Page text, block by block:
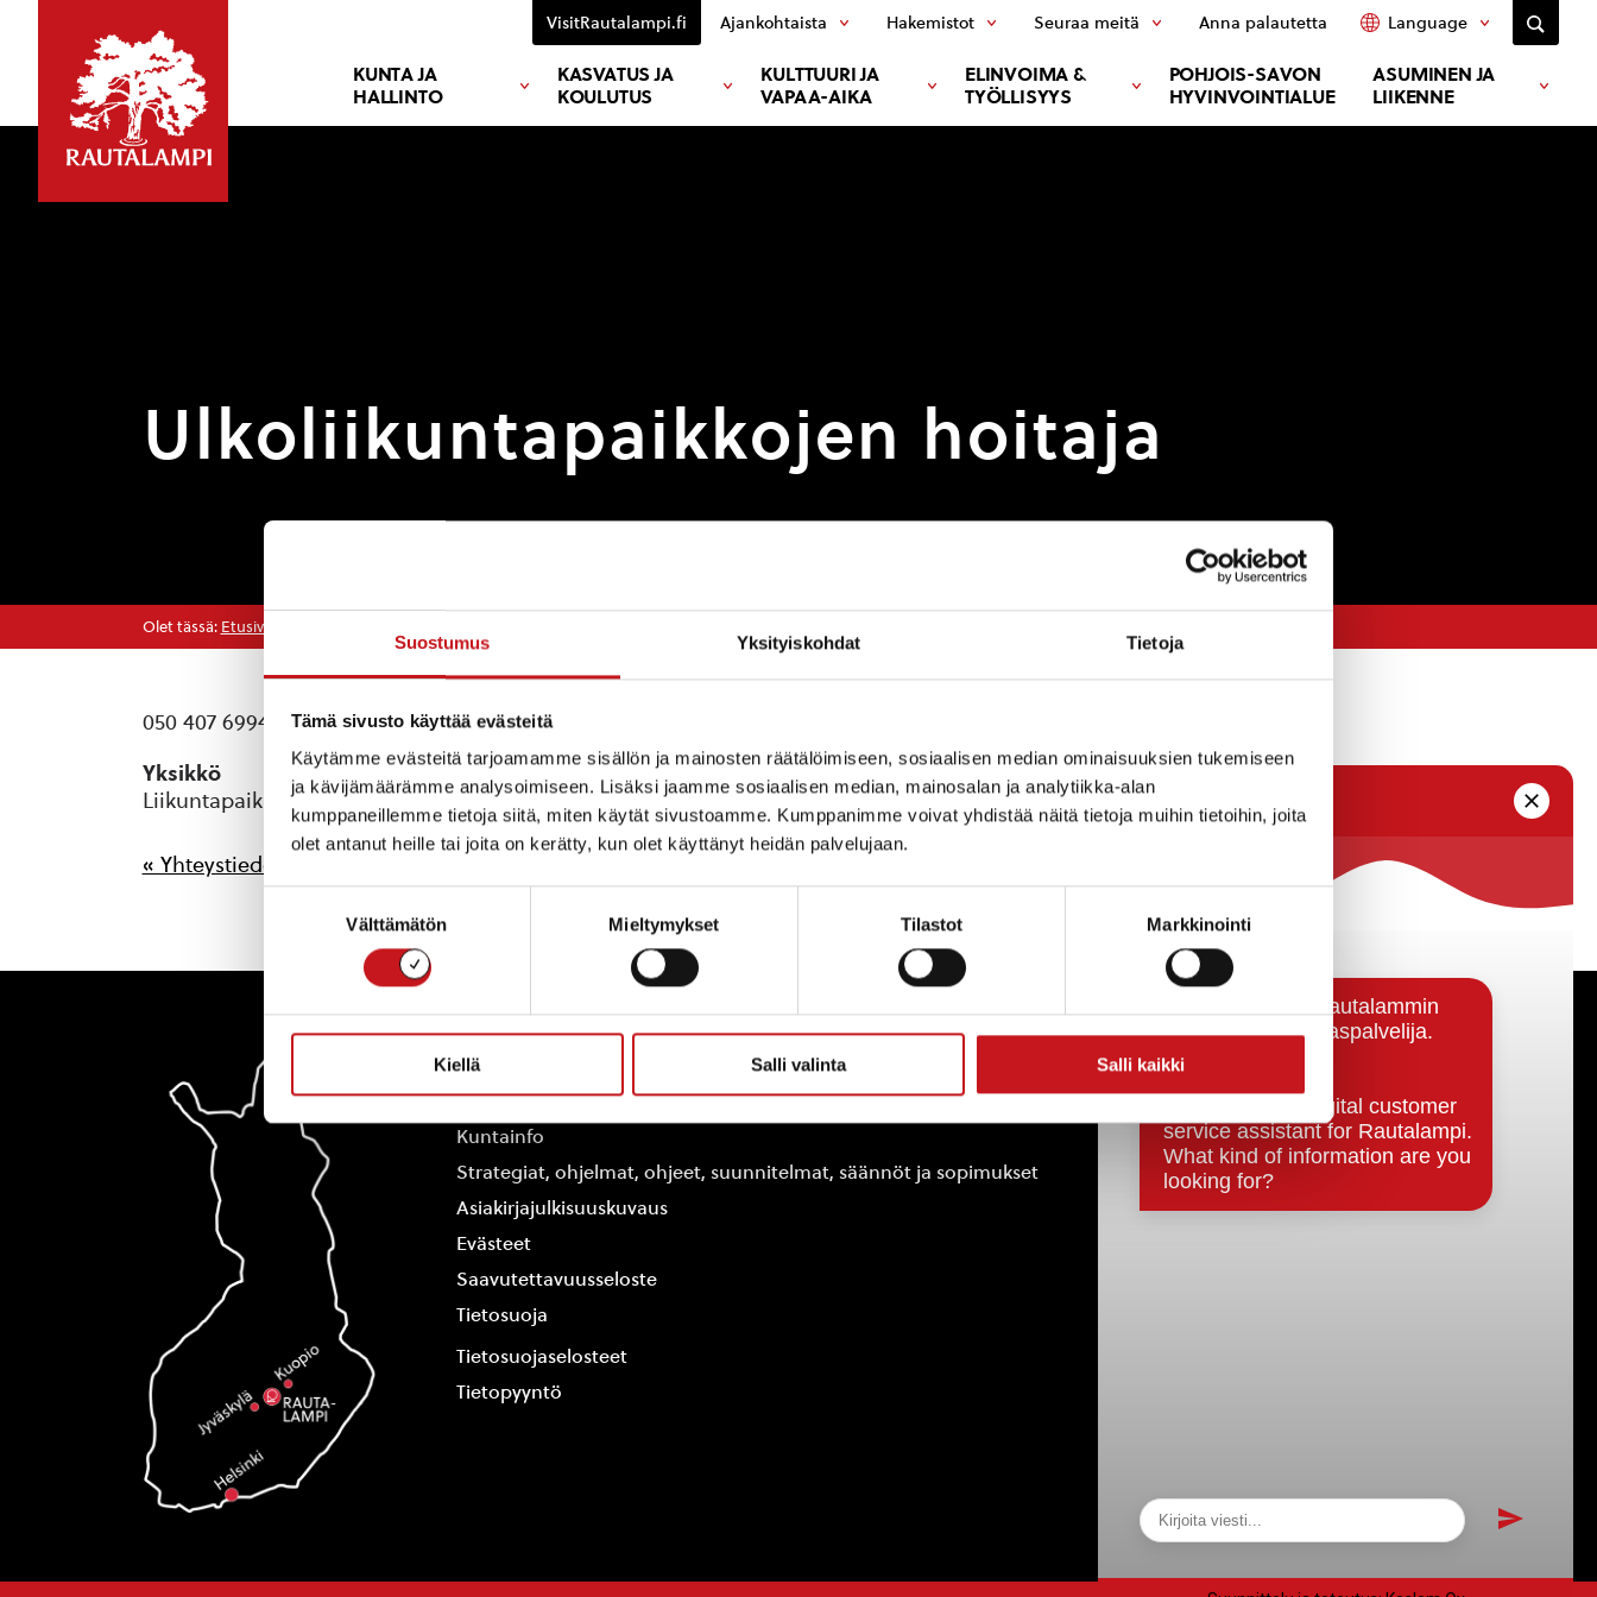
Suostumus Yksityiskohdat Tietoja
Tämä sivusto käyttää evästeitä
Käytämme evästeitä tarjoamamme sisällön ja mainosten räätälöimiseen, sosiaalisen median ominaisuuksien tukemiseen
ja kävijämäärämme analysoimiseen. Lisäksi jaamme sosiaalisen median, mainosalan ja analytiikka-alan
kumppaneillemme tietoja siitä, miten käytät sivustoamme. Kumppanimme voivat yhdistää näitä tietoja muihin tietoihin, joita
olet antanut heille tai joita on kerätty, kun olet käyttänyt heidän palvelujaan.
Välttämätön Mieltymykset Tilastot Markkinointi
Kiellä Salli valinta Salli kaikki
KUNTA JA
HALLINTO
KASVATUS JA
KOULUTUS
KULTTUURI JA
VAPAA-AIKA
ELINVOIMA &
TYÖLLISYYS
POHJOIS-SAVON
HYVINVOINTIALUE
ASUMINEN JA
LIIKENNE
VisitRautalampi.fi Ajankohtaista Hakemistot Seuraa meitä Anna palautetta Language
Ulkoliikuntapaikkojen hoitaja
Olet tässä: Etusivu
050 407 6994
Yksikkö
Liikuntapaikat, Tekninen osasto
« Yhteystiedot
Rautalammin kunta
Yhteystiedot
Kuntainfo
Strategiat, ohjelmat, ohjeet, suunnitelmat, säännöt ja sopimukset
Asiakirjajulkisuuskuvaus
Evästeet
Saavutettavuusseloste
Tietosuoja
Tietosuojaselosteet
Tietopyyntö
Päätöksenteko ja lähidemokratia
Päätökset, esityslistat & pöytäkirjat
Hallinto
Kunnanhallitus
Kunnanvaltuusto